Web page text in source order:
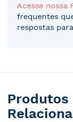
Acesse nossa
frequentes
respostas
Produtos